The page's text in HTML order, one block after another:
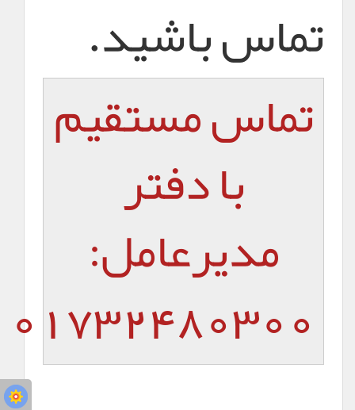
تماس باشید.
تماس مستقیم
با دفتر
مدیرعامل:
01732480300